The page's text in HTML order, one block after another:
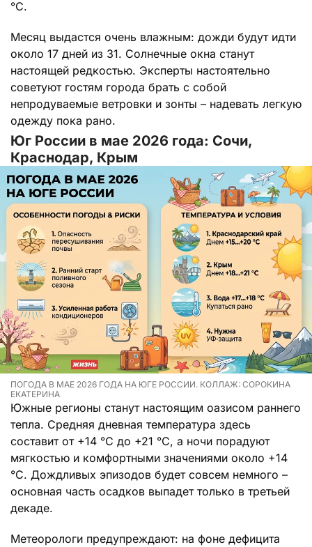
°C.
Месяц выдастся очень влажным: дожди будут идти
около 17 дней из 31. Солнечные окна станут
настоящей редкостью. Эксперты настоятельно
советуют гостям города брать с собой
непродуваемые ветровки и зонты – надевать легкую
одежду пока рано.
Юг России в мае 2026 года: Сочи,
Краснодар, Крым
ПОГОДА В МАЕ 2026 ГОДА НА ЮГЕ РОССИИ. КОЛЛАЖ: СОРОКИНА
ЕКАТЕРИНА
Южные регионы станут настоящим оазисом раннего
тепла. Средняя дневная температура здесь
составит от +14 °C до +21 °C, а ночи порадуют
мягкостью и комфортными значениями около +14
°C. Дождливых эпизодов будет совсем немного –
основная часть осадков выпадет только в третьей
декаде.
Метеорологи предупреждают: на фоне дефицита